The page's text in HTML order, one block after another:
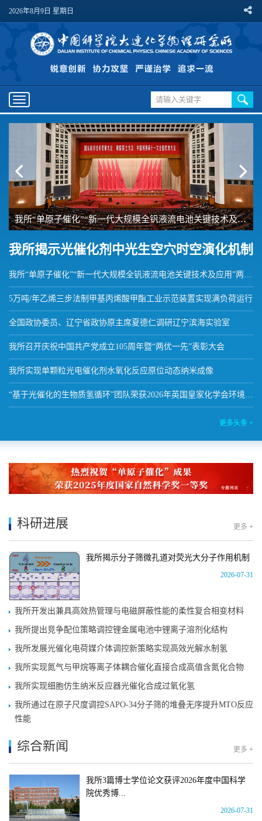
2026年8月9日 星期日
Toggle
navigation
我所“单原子催化”“新一代大规模全钒液流电池关键技术及应用”两项成果分别荣获2025年度国家自然科学奖一等奖、国家技术发明奖二等奖
我所揭示光催化剂中光生空穴时空演化机制
5万吨/年乙烯三步法制甲基丙烯酸甲酯工业示范装置实现满负荷运行
全国政协委员、辽宁省政协原主席夏德仁调研辽宁滨海实验室
我所召开庆祝中国共产党成立105周年暨“两优一先”表彰大会
我所实现单颗粒光电催化剂水氧化反应原位动态纳米成像
更多头条 +
科研进展 更多 +
我所揭示分子筛微孔道对荧光大分子作用机制
2026-07-31
我所开发出兼具高效热管理与电磁屏蔽性能的柔性复合相变材料
我所提出竞争配位策略调控锂金属电池中锂离子溶剂化结构
我所发展光催化电荷媒介体调控新策略实现高效光解水制氢
我所实现氮气与甲烷等离子体耦合催化直接合成高值含氮化合物
我所实现细胞仿生纳米反应器光催化合成过氧化氢
我所通过在原子尺度调控SAPO-34分子筛的堆叠无序提升MTO反应
性能
综合新闻 更多 +
我所3篇博士学位论文获评2026年度中国科学
院优秀博...
2026-07-31